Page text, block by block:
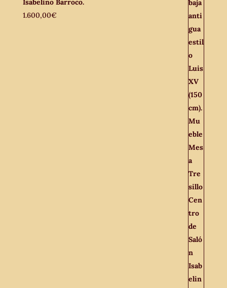
Isabelino Barroco.
1.600,00€